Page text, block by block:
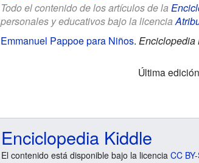
Todo el contenido de los artículos de la
personales y educativos bajo la licencia
Emmanuel Pappoe para Niños. Enciclopedia
Última
Enciclopedia Kiddle
El contenido está disponible bajo la licencia CC